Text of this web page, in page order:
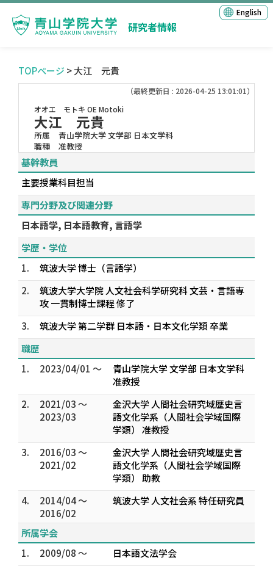
研究者情報
English
TOPページ > 大江 元貴
（最終更新日 : 2026-04-25 13:01:01）
オオエ モトキ OE Motoki
大江 元貴
所属
青山学院大学 文学部 日本文学科
職種
准教授
基幹教員
主要授業科目担当
専門分野及び関連分野
日本語学, 日本語教育, 言語学
学歴・学位
1.
筑波大学 博士（言語学）
2.
筑波大学大学院 人文社会科学研究科 文芸・言語専
攻 一貫制博士課程 修了
3.
筑波大学 第二学群 日本語・日本文化学類 卒業
職歴
1.
2023/04/01 ～
青山学院大学 文学部 日本文学科
准教授
2.
2021/03 ～
2023/03
金沢大学 人間社会研究域歴史言
語文化学系（人間社会学域国際
学類） 准教授
3.
2016/03 ～
2021/02
金沢大学 人間社会研究域歴史言
語文化学系（人間社会学域国際
学類） 助教
4.
2014/04 ～
2016/02
筑波大学 人文社会系 特任研究員
所属学会
1.
2009/08 ～
日本語文法学会